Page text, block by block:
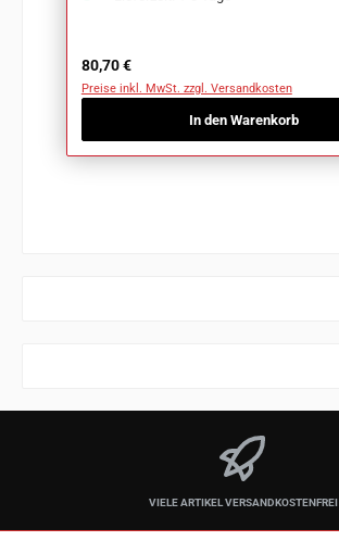
Regulärer Preis:
80,70 €
Preise inkl. MwSt. zzgl. Versandkosten
In den Warenkorb
VIELE ARTIKEL VERSANDKOSTENFREI